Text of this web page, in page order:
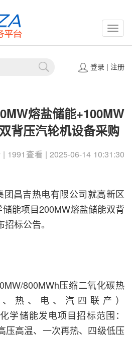
登录| 注册
熔盐储能+100MW
背压汽轮机设备采购
1991查看 | 2025-06-14 10:31:30
昌吉热电有限公司就高新区
能项目200MW熔盐储能双背
标公告。
800MWh压缩二氧化碳热
热、电、汽四联产）
学储能发电项目招标范围：
压高温、一次再热、四级低压